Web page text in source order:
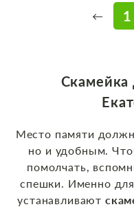
← 1
Скамейка
Место памяти
но и удобным.
помолчать,
спешки. Именно
устанавливают